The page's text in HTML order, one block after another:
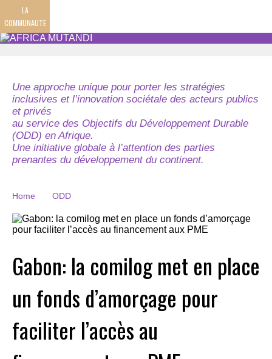
LA
COMMUNAUTE
Une approche unique pour porter les stratégies
inclusives et l’innovation sociétale des acteurs publics
et privés
au service des Objectifs du Développement Durable
(ODD) en Afrique.
Une initiative globale à l’attention des parties
prenantes du développement du continent.
Home ODD
Gabon: la comilog met en place
un fonds d’amorçage pour
faciliter l’accès au